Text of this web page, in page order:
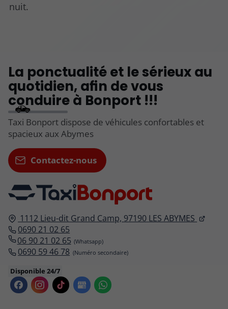
nuit.
1112 Lieu-dit Grand Camp, 97190 LES ABYMES
0690 21 02 65
06 90 21 02 65
0690 59 46 78
Disponible 24/7
La ponctualité et le sérieux au
quotidien, afin de vous
conduire à Bonport !!!
Taxi Bonport dispose de véhicules confortables et
spacieux aux Abymes
Contactez-nous